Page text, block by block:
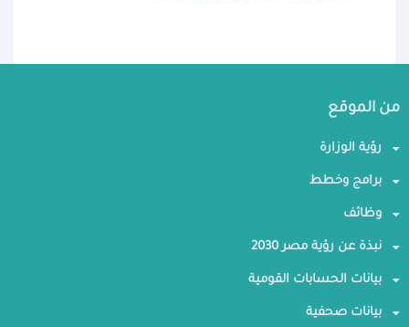
من الموقع
رؤية الوزارة
برامج وخطط
وظائف
نبذة عن رؤية مصر 2030
بيانات الحسابات القومية
بيانات صحفية